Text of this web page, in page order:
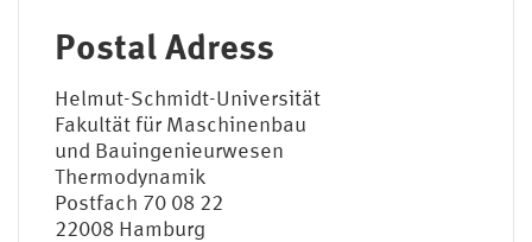
Postal Adress
Helmut-Schmidt-Universität
Fakultät für Maschinenbau
und Bauingenieurwesen
Thermodynamik
Postfach 70 08 22
22008 Hamburg